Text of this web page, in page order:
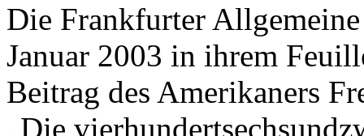
Die Frankfurter
Januar 2003 in ihrem
Beitrag des Amerikaners
„Die